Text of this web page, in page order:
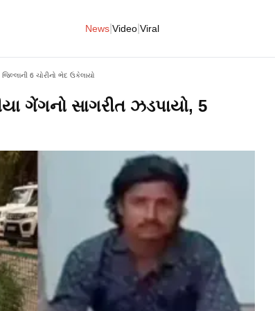
News Video Viral
6 ચોરીનો ભેદ ઉકેલાયો
ગેંગનો સાગરીત ઝડપાયો, 5